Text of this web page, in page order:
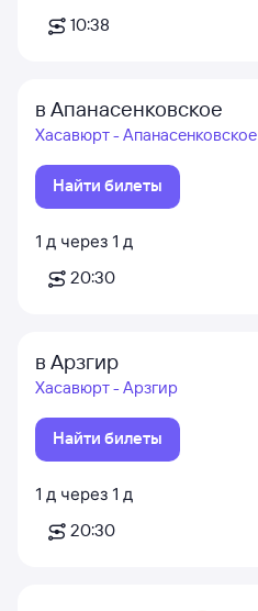
10:38
в Апанасенковское
Хасавюрт - Апанасенковское
Найти билеты
1 д через 1 д
20:30
в Арзгир
Хасавюрт - Арзгир
Найти билеты
1 д через 1 д
20:30